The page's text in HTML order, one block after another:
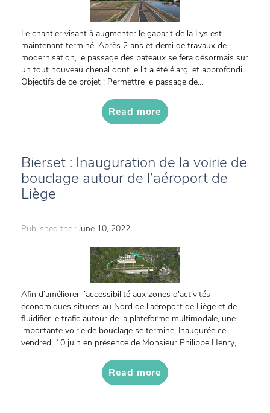
Le chantier visant à augmenter le gabarit de la Lys est
maintenant terminé. Après 2 ans et demi de travaux de
modernisation, le passage des bateaux se fera désormais sur
un tout nouveau chenal dont le lit a été élargi et approfondi.
Objectifs de ce projet : Permettre le passage de...
Read more
Bierset : Inauguration de la voirie de
bouclage autour de l’aéroport de
Liège
Published the : June 10, 2022
Afin d’améliorer l’accessibilité aux zones d'activités
économiques situées au Nord de l'aéroport de Liège et de
fluidifier le trafic autour de la plateforme multimodale, une
importante voirie de bouclage se termine. Inaugurée ce
vendredi 10 juin en présence de Monsieur Philippe Henry,...
Read more